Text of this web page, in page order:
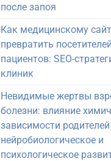
после запоя
Как медицинскому
превратить
пациентов: SEO-
клиник
Невидимые жертвы
болезни: влияние
зависимости
нейробиологическое и
психологическое